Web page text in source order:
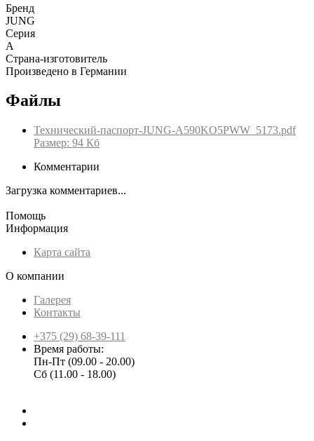
Бренд
JUNG
Серия
A
Страна-изготовитель
Произведено в Германии
Файлы
Технический-паспорт-JUNG-A590KO5PWW_5173.pdf
Размер: 94 Кб
Комментарии
Загрузка комментариев...
Помощь
Информация
Карта сайта
О компании
Галерея
Контакты
+375 (29) 68-39-111
Время работы:
Пн-Пт (09.00 - 20.00)
Сб (11.00 - 18.00)